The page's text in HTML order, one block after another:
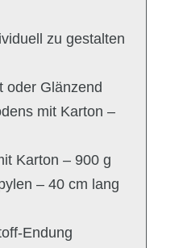
zu gestalten
oder Glänzend
mit Karton –
Karton – 900 g
– 40 cm lang
Endung